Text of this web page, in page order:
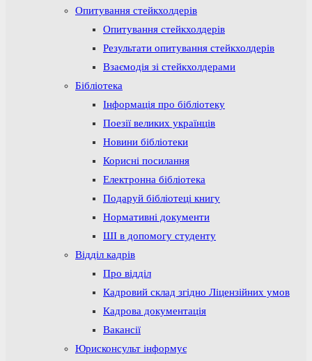
Опитування стейкхолдерів
Опитування стейкхолдерів
Результати опитування стейкхолдерів
Взаємодія зі стейкхолдерами
Бібліотека
Інформація про бібліотеку
Поезії великих українців
Новини бібліотеки
Корисні посилання
Електронна бібліотека
Подаруй бібліотеці книгу
Нормативні документи
ШІ в допомогу студенту
Відділ кадрів
Про відділ
Кадровий склад згідно Ліцензійних умов
Кадрова документація
Вакансії
Юрисконсульт інформує